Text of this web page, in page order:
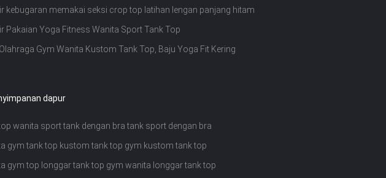
kebugaran memakai seksi crop top latihan lengan panjang hitam
Pakaian Yoga Fitness Wanita Sport Tank Top
Gym Wanita Kustom Tank Top, Baju Yoga Fit Kering
dapur
wanita sport tank dengan bra tank sport dengan bra
gym tank top kustom tank top gym kustom tank top
gym top longgar tank top gym wanita longgar tank top